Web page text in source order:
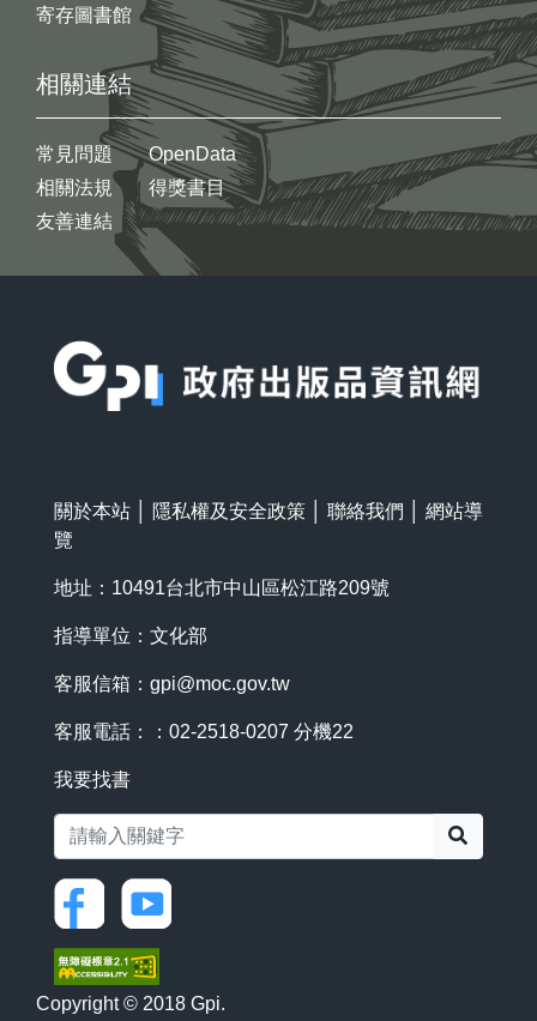
寄存圖書館
相關連結
常見問題
相關法規
友善連結
OpenData
得獎書目
關於本站 隱私權及安全政策 聯絡我們
網站導
覽
地址：10491台北市中山區松江路209號
指導單位：文化部
客服信箱： gpi@moc.gov.tw
客服電話：：02-2518-0207 分機22
我要找書
Copyright © 2018 Gpi.